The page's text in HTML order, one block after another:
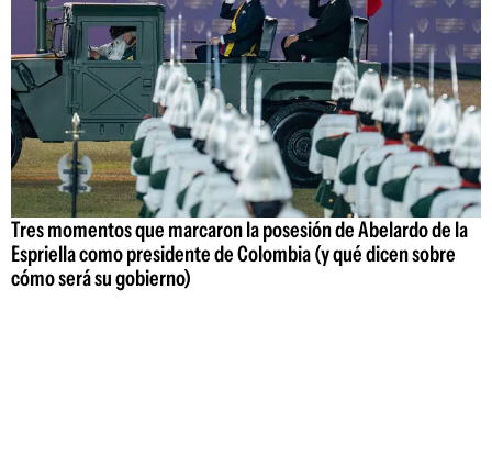
Tres momentos que marcaron la posesión de Abelardo de la
Espriella como presidente de Colombia (y qué dicen sobre
cómo será su gobierno)